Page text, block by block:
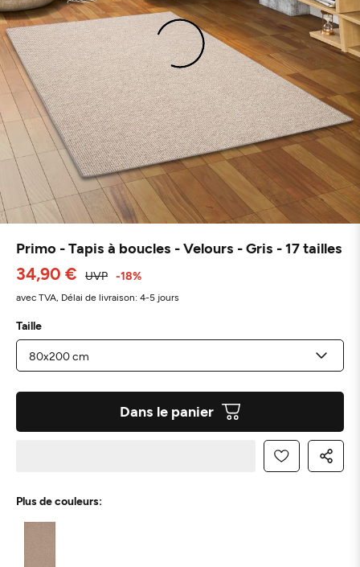
Primo - Tapis à boucles - Velours - Gris - 17 tailles
34,90 € UVP -18%
avec TVA, Délai de livraison: 4-5 jours
Taille
Dans le panier
Plus de couleurs: